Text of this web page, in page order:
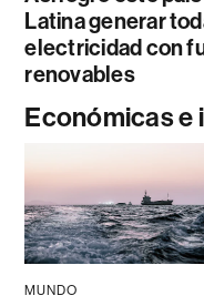
Latina generar
electricidad con
renovables
Económicas e
MUNDO